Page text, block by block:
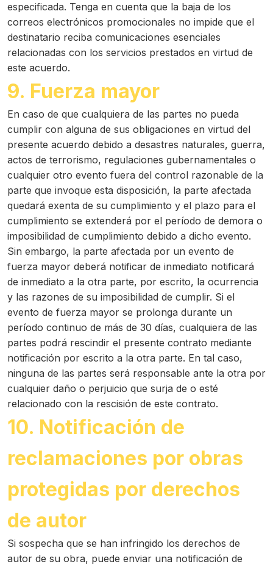
especificada. Tenga en cuenta que la baja de los
correos electrónicos promocionales no impide que el
destinatario reciba comunicaciones esenciales
relacionadas con los servicios prestados en virtud de
este acuerdo.
9. Fuerza mayor
En caso de que cualquiera de las partes no pueda
cumplir con alguna de sus obligaciones en virtud del
presente acuerdo debido a desastres naturales, guerra,
actos de terrorismo, regulaciones gubernamentales o
cualquier otro evento fuera del control razonable de la
parte que invoque esta disposición, la parte afectada
quedará exenta de su cumplimiento y el plazo para el
cumplimiento se extenderá por el período de demora o
imposibilidad de cumplimiento debido a dicho evento.
Sin embargo, la parte afectada por un evento de
fuerza mayor deberá notificar de inmediato notificará
de inmediato a la otra parte, por escrito, la ocurrencia
y las razones de su imposibilidad de cumplir. Si el
evento de fuerza mayor se prolonga durante un
período continuo de más de 30 días, cualquiera de las
partes podrá rescindir el presente contrato mediante
notificación por escrito a la otra parte. En tal caso,
ninguna de las partes será responsable ante la otra por
cualquier daño o perjuicio que surja de o esté
relacionado con la rescisión de este contrato.
10. Notificación de
reclamaciones por obras
protegidas por derechos
de autor
Si sospecha que se han infringido los derechos de
autor de su obra, puede enviar una notificación de